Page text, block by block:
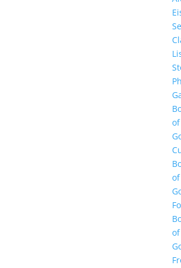
of
of
of